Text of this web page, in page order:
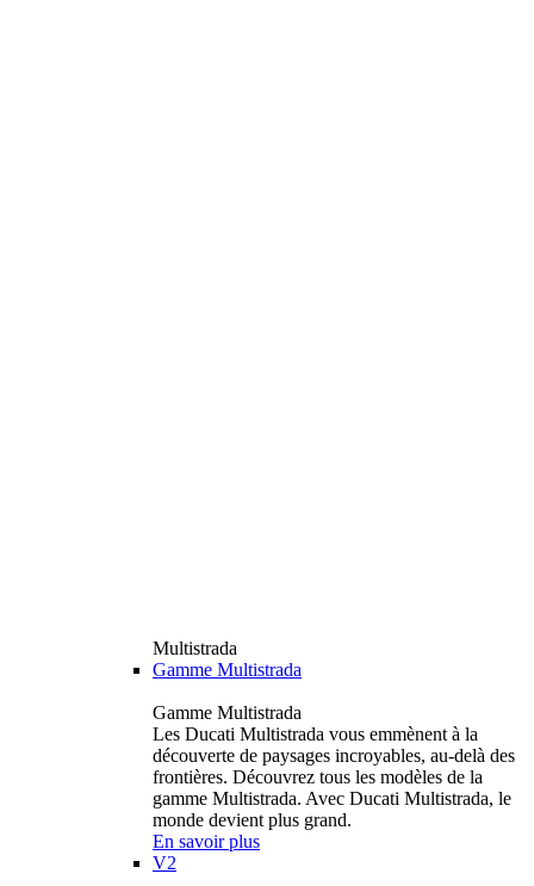
Multistrada
Gamme Multistrada
Gamme Multistrada
Les Ducati Multistrada vous emmènent à la
découverte de paysages incroyables, au-delà des
frontières. Découvrez tous les modèles de la
gamme Multistrada. Avec Ducati Multistrada, le
monde devient plus grand.
En savoir plus
V2